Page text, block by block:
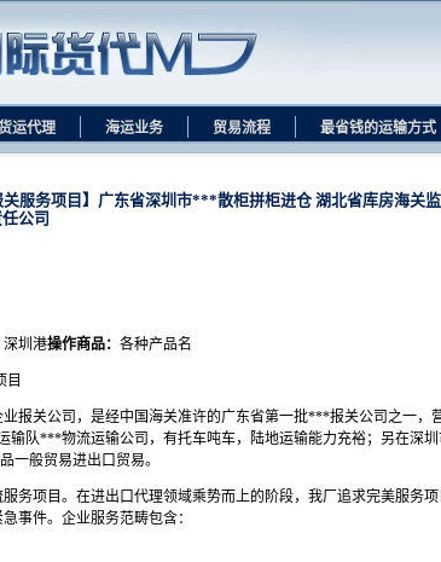
运代理 海运业务 贸易流程 最省钱的运输方式
服务项目】广东省深圳市***散柜拼柜进仓 湖北省库房海关
公司
深圳港操作商品： 各种产品名
目
报关公司，是经中国海关准许的广东省第一批***报关公司之一，
队***物流运输公司，有托车吨车，陆地运输能力充裕；另在深圳
一般贸易进出口贸易。
务项目。在进出口代理领域乘势而上的阶段，我厂追求完美服务
事件。企业服务范畴包含：